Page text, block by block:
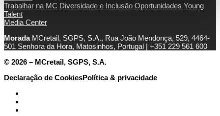
Trabalhar na MC Diversidade e Inclusão Oportunidades Young
Talent
Media Center
MoradaMCretail, SGPS, S.A., Rua João Mendonça, 529, 4464-
501 Senhora da Hora, Matosinhos, Portugal | +351 229 561 600
© 2026 – MCretail, SGPS, S.A.
Declaração de CookiesPolítica & privacidade